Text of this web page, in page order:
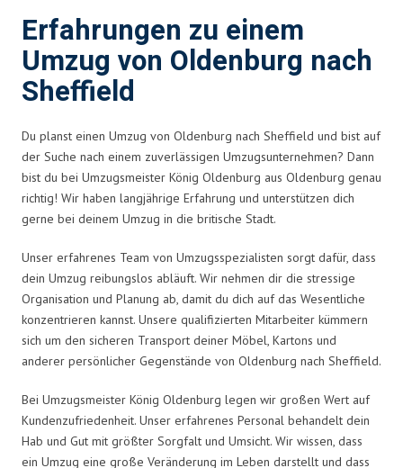
Erfahrungen zu einem
Umzug von Oldenburg nach
Sheffield
Du planst einen Umzug von Oldenburg nach Sheffield und bist auf
der Suche nach einem zuverlässigen Umzugsunternehmen? Dann
bist du bei Umzugsmeister König Oldenburg aus Oldenburg genau
richtig! Wir haben langjährige Erfahrung und unterstützen dich
gerne bei deinem Umzug in die britische Stadt.
Unser erfahrenes Team von Umzugsspezialisten sorgt dafür, dass
dein Umzug reibungslos abläuft. Wir nehmen dir die stressige
Organisation und Planung ab, damit du dich auf das Wesentliche
konzentrieren kannst. Unsere qualifizierten Mitarbeiter kümmern
sich um den sicheren Transport deiner Möbel, Kartons und
anderer persönlicher Gegenstände von Oldenburg nach Sheffield.
Bei Umzugsmeister König Oldenburg legen wir großen Wert auf
Kundenzufriedenheit. Unser erfahrenes Personal behandelt dein
Hab und Gut mit größter Sorgfalt und Umsicht. Wir wissen, dass
ein Umzug eine große Veränderung im Leben darstellt und dass